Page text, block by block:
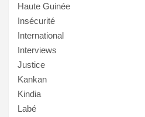
Haute Guinée
Insécurité
International
Interviews
Justice
Kankan
Kindia
Labé